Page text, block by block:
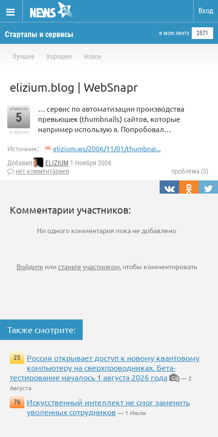
Вход
Стартапы и сервисы в мою ленту 2571
Лучшее Хорошее Новое
elizium.blog | WebSnapr
отметили
5
в архиве
… сервис по автоматизации производства
превьюшек (thumbnails) сайтов, которые
например использую я. Попробовал…
Источник: elizium.ws/2006/11/01/thumbnai...
Добавил ELIZIUM 1 Ноября 2006
нет комментариев
проблема (3)
Комментарии участников:
Ни одного комментария пока не добавлено
Войдите илистаньте участником, чтобы комментировать
Также смотрите:
25
Россия открывает доступ к новому квантовому
компьютеру на сверхпроводниках. Бета-
тестирование началось 1 августа 2026 года
2 — 2
Августа
76
Искусственный интеллект не смог заменить
уволенных сотрудников — 1 Июля